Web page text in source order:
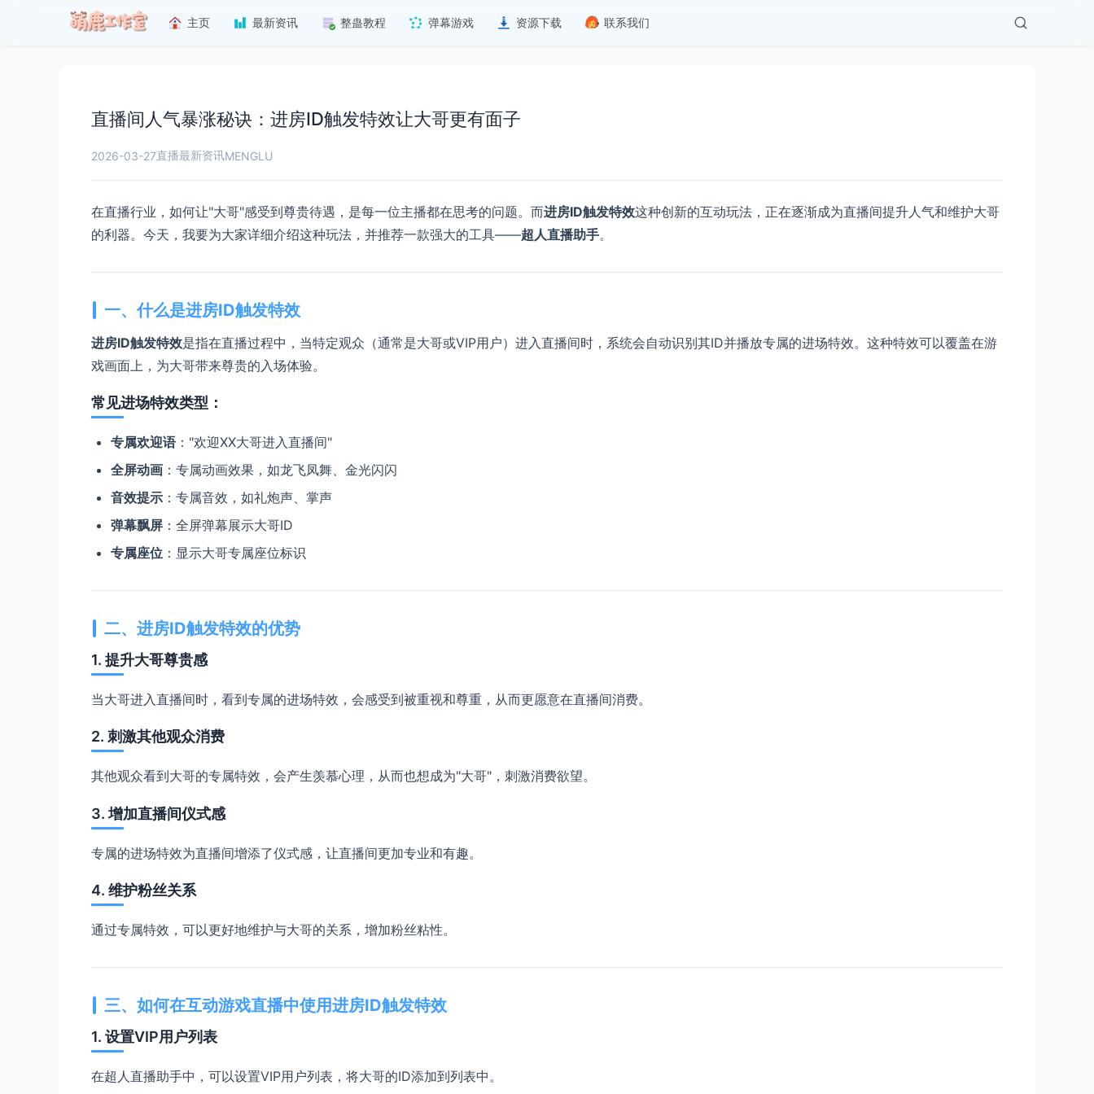
主页 最新资讯 整蛊教程 弹幕游戏 资源下载 联系我们
直播间人气暴涨秘诀：进房ID触发特效让大哥更有面子
2026-03-27直播最新资讯MENGLU
在直播行业，如何让"大哥"感受到尊贵待遇，是每一位主播都在思考的问题。而进房ID触发特效这种创新的互动玩法，正在逐渐成为直播间提升人气和维护大哥
的利器。今天，我要为大家详细介绍这种玩法，并推荐一款强大的工具——超人直播助手。
一、什么是进房ID触发特效
进房ID触发特效是指在直播过程中，当特定观众（通常是大哥或VIP用户）进入直播间时，系统会自动识别其ID并播放专属的进场特效。这种特效可以覆盖在游
戏画面上，为大哥带来尊贵的入场体验。
常见进场特效类型：
专属欢迎语："欢迎XX大哥进入直播间"
全屏动画 ：专属动画效果，如龙飞凤舞、金光闪闪
音效提示 ：专属音效，如礼炮声、掌声
弹幕飘屏 ：全屏弹幕展示大哥ID
专属座位 ：显示大哥专属座位标识
二、进房ID触发特效的优势
1. 提升大哥尊贵感
当大哥进入直播间时，看到专属的进场特效，会感受到被重视和尊重，从而更愿意在直播间消费。
2. 刺激其他观众消费
其他观众看到大哥的专属特效，会产生羡慕心理，从而也想成为"大哥"，刺激消费欲望。
3. 增加直播间仪式感
专属的进场特效为直播间增添了仪式感，让直播间更加专业和有趣。
4. 维护粉丝关系
通过专属特效，可以更好地维护与大哥的关系，增加粉丝粘性。
三、如何在互动游戏直播中使用进房ID触发特效
1. 设置VIP用户列表
在超人直播助手中，可以设置VIP用户列表，将大哥的ID添加到列表中。